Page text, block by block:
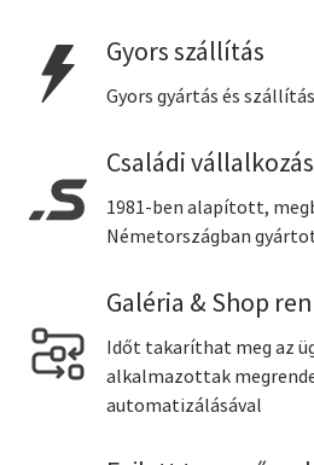
Gyors szállítás
Gyors gyártás és
Családi vállalkozás
1981-ben alapított,
Németországban
Galéria & Shop
Időt takaríthat meg az
alkalmazottak
automatizálásával